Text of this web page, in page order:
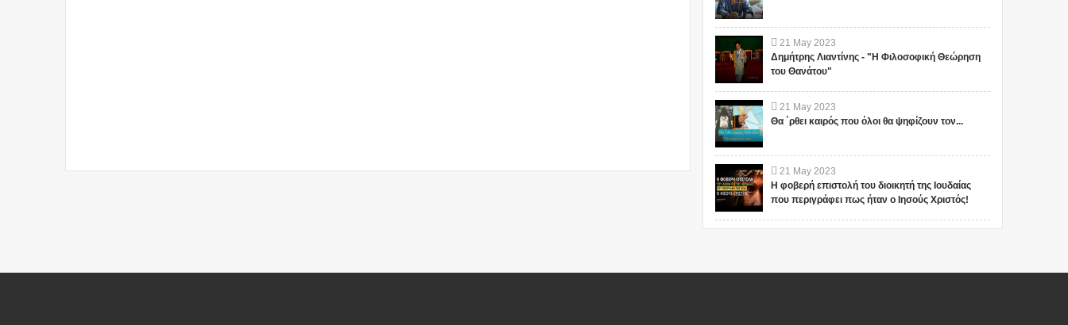
21 May 2023
Δημήτρης Λιαντίνης - "Η Φιλοσοφική Θεώρηση
του Θανάτου"
21 May 2023
Θα ΄ρθει καιρός που όλοι θα ψηφίζουν τον...
21 May 2023
Η φοβερή επιστολή του διοικητή της Ιουδαίας
που περιγράφει πως ήταν ο Ιησούς Χριστός!